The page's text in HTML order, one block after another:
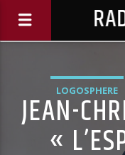
LOGOSPHERE
JEAN-
«